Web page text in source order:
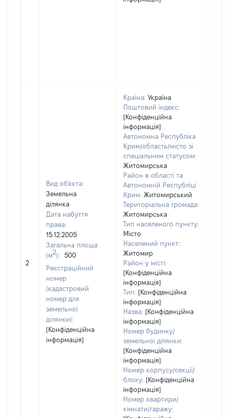
2
Вид об'єкта:
Земельна
ділянка
Дата набуття
права:
15.12.2005
Загальна площа
(м2):
500
Реєстраційний
номер
(кадастровий
номер для
земельної
ділянки):
[Конфіденційна
інформація]
Країна: Україна
Поштовий індекс:
[Конфіденційна
інформація]
Автономна Республіка
Крим/область/місто зі
спеціальним статусом:
Житомирська
Район в області та
Автономній Республіці
Крим: Житомирський
Територіальна громада:
Житомирська
Тип населеного пункту:
Місто
Населений пункт:
Житомир
Район у місті:
[Конфіденційна
інформація]
Тип: [Конфіденційна
інформація]
Назва: [Конфіденційна
інформація]
Номер будинку/
земельної ділянки:
[Конфіденційна
інформація]
Номер корпусу/секції/
блоку: [Конфіденційна
інформація]
Номер квартири/
кімнати/гаражу: